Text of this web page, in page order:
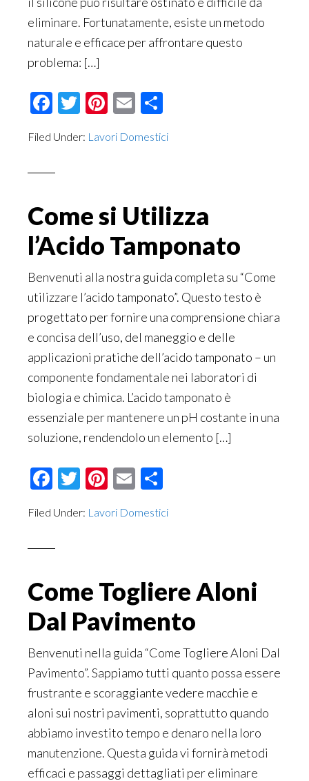
eliminare. Fortunatamente, esiste un metodo
naturale e efficace per affrontare questo
problema: […]
Facebook
Twitter
Pinterest
Email
Filed Under: Lavori Domestici
Come si Utilizza
l’Acido Tamponato
Benvenuti alla nostra guida completa su “Come
utilizzare l’acido tamponato”. Questo testo è
progettato per fornire una comprensione chiara
e concisa dell’uso, del maneggio e delle
applicazioni pratiche dell’acido tamponato – un
componente fondamentale nei laboratori di
biologia e chimica. L’acido tamponato è
essenziale per mantenere un pH costante in una
soluzione, rendendolo un elemento […]
Facebook
Twitter
Pinterest
Email
Filed Under: Lavori Domestici
Come Togliere Aloni
Dal Pavimento
Benvenuti nella guida “Come Togliere Aloni Dal
Pavimento”. Sappiamo tutti quanto possa essere
frustrante e scoraggiante vedere macchie e
aloni sui nostri pavimenti, soprattutto quando
abbiamo investito tempo e denaro nella loro
manutenzione. Questa guida vi fornirà metodi
efficaci e passaggi dettagliati per eliminare